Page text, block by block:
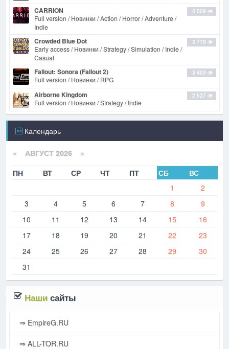
4 509
CARRION
Full version / Новинки / Action / Horror / Adventure /
Indie
3 779
Crowded Blue Dot
Early access / Новинки / Strategy / Simulation / Indie /
Casual
3 403
Fallout: Sonora (Fallout 2)
Full version / Новинки / RPG
2 527
Airborne Kingdom
Full version / Новинки / Strategy / Indie
Календарь
« АВГУСТ 2026 »
ПН
ВТ СР ЧТ ПТ СБ
ВС
1
2
3
4 5 6 7 8
9
10
11 12 13 14 15
16
17
18 19 20 21 22
23
24
25 26 27 28 29
30
31
Наши сайты
⇒ EmpireG.RU
⇒ ALL-TOR.RU